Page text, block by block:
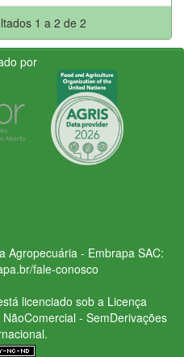
1 a 2 de 2
por
Agropecuária - Embrapa SAC:
fale-conosco
licenciado sob a Licença
- SemDerivações